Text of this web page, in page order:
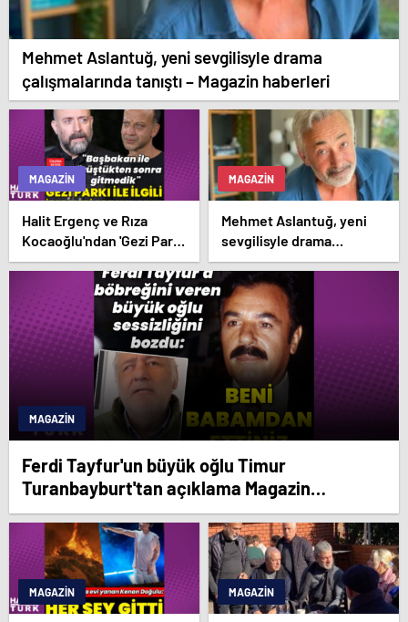
Mehmet Aslantuğ, yeni sevgilisyle drama
çalışmalarında tanıştı – Magazin haberleri
MAGAZIN
Halit Ergenç ve Rıza
Kocaoğlu'ndan 'Gezi Parkı'
ifadesi – Magazin
MAGAZIN
Mehmet Aslantuğ, yeni
sevgilisyle drama
çalışmalarında tanıştı –
Magazin haberleri
MAGAZIN
Ferdi Tayfur'un büyük oğlu Timur
Turanbayburt'tan açıklama Magazin
haberleri
MAGAZIN MAGAZIN